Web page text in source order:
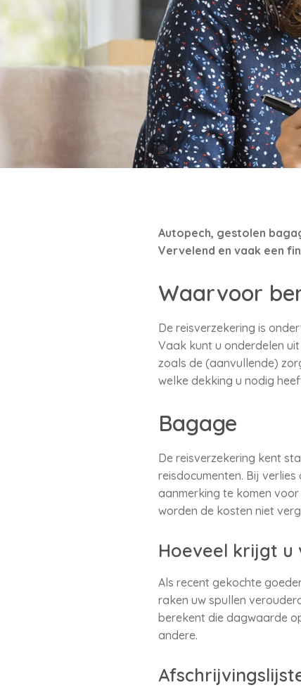
Autopech, gestolen
Vervelend en vaak een
Waarvoor
De reisverzekering is
Vaak kunt u onderdelen
zoals de (aanvullende)
welke dekking u nodig
Bagage
De reisverzekering kent
reisdocumenten. Bij
aanmerking te komen
worden de kosten niet
Hoeveel krijgt u
Als recent gekochte
raken uw spullen
berekent die dagwaarde
andere.